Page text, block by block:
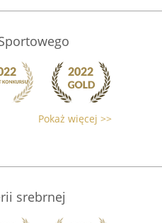
Pokaż więcej >>
srebrnej